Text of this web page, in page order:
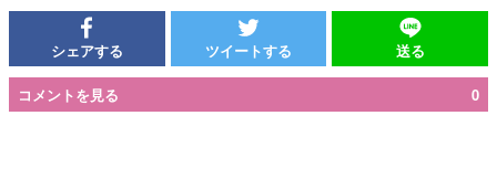
シェアする ツイートする 送る
コメントを見る 0